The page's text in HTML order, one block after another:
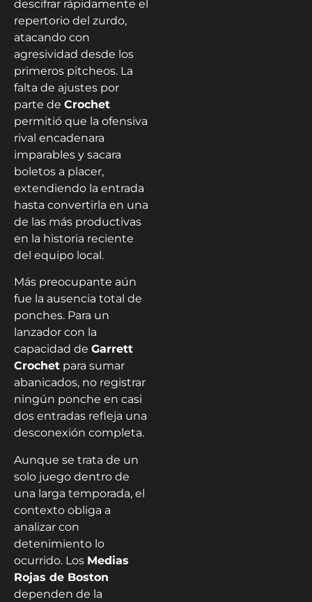
descifrar rápidamente el
repertorio del zurdo,
atacando con
agresividad desde los
primeros pitcheos. La
falta de ajustes por
parte de Crochet
permitió que la ofensiva
rival encadenara
imparables y sacara
boletos a placer,
extendiendo la entrada
hasta convertirla en una
de las más productivas
en la historia reciente
del equipo local.
Más preocupante aún
fue la ausencia total de
ponches. Para un
lanzador con la
capacidad de Garrett
Crochet para sumar
abanicados, no registrar
ningún ponche en casi
dos entradas refleja una
desconexión completa.
Aunque se trata de un
solo juego dentro de
una larga temporada, el
contexto obliga a
analizar con
detenimiento lo
ocurrido. Los Medias
Rojas de Boston
dependen de la